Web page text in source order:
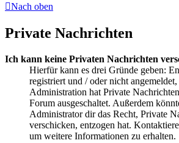
Nach oben
Private Nachrichten
Ich kann keine Privaten Nachrichten
Hierfür kann es drei Gründe geben:
registriert und / oder nicht
Administration hat Private
Forum ausgeschaltet. Außerdem
Administrator dir das Recht, Private
verschicken, entzogen hat.
um weitere Informationen zu erhalten.